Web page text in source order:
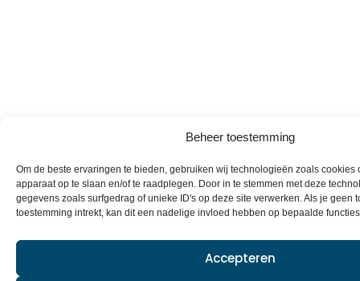
Beheer toestemming
Om de beste ervaringen te bieden, gebruiken wij technologieën zoals cookies
apparaat op te slaan en/of te raadplegen. Door in te stemmen met deze
gegevens zoals surfgedrag of unieke ID's op deze site verwerken. Als je geen
toestemming intrekt, kan dit een nadelige invloed hebben op bepaalde
Accepteren